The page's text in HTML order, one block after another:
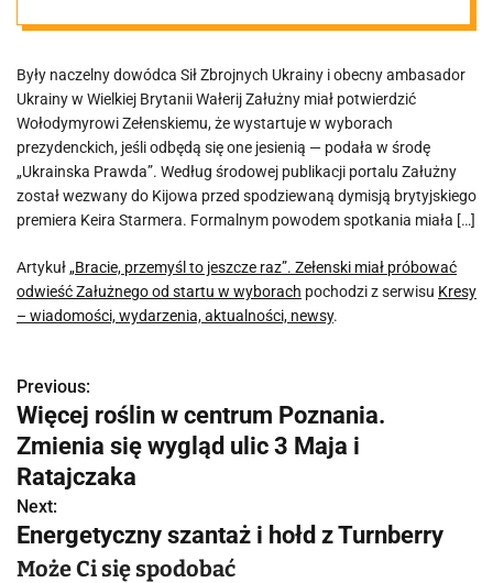
próbować
odwieść
Załużnego od
startu w
wyborach
Były naczelny dowódca Sił Zbrojnych Ukrainy i obecny ambasador
Ukrainy w Wielkiej Brytanii Wałerij Załużny miał potwierdzić
Wołodymyrowi Zełenskiemu, że wystartuje w wyborach
prezydenckich, jeśli odbędą się one jesienią — podała w środę
„Ukrainska Prawda”. Według środowej publikacji portalu Załużny
został wezwany do Kijowa przed spodziewaną dymisją brytyjskiego
premiera Keira Starmera. Formalnym powodem spotkania miała […]
Artykuł„Bracie, przemyśl to jeszcze raz”. Zełenski miał próbować
odwieść Załużnego od startu w wyborach pochodzi z serwisu Kresy
– wiadomości, wydarzenia, aktualności, newsy.
N
a
w
i
g
Previous:
Więcej roślin w centrum Poznania.
Zmienia się wygląd ulic 3 Maja i
Ratajczaka
Next:
Energetyczny szantaż i hołd z Turnberry
Może Ci się spodobać